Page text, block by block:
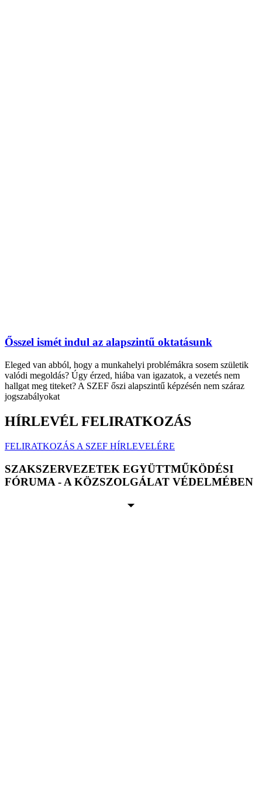
Ősszel ismét indul az alapszintű oktatásunk
Eleged van abból, hogy a munkahelyi problémákra sosem születik
valódi megoldás? Úgy érzed, hiába van igazatok, a vezetés nem
hallgat meg titeket? A SZEF őszi alapszintű képzésén nem száraz
jogszabályokat
HÍRLEVÉL FELIRATKOZÁS
FELIRATKOZÁS A SZEF HÍRLEVELÉRE
SZAKSZERVEZETEK EGYÜTTMŰKÖDÉSI
FÓRUMA - A KÖZSZOLGÁLAT VÉDELMÉBEN